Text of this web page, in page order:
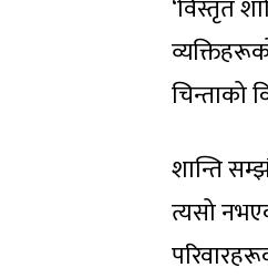
‘विस्तृत
चिन्ताको
शान्ति
त्यसो